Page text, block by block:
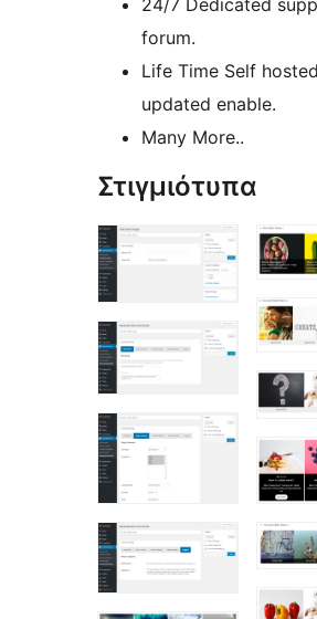
24/7 Dedicated
forum.
Life Time Self
updated enable.
Many More..
Στιγμιότυπα